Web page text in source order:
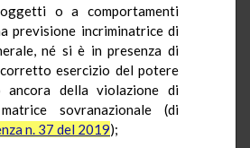
o a comportamenti
previsione incriminatrice di
né si è in presenza di
esercizio del potere
ancora della violazione di
sovranazionale (di
n. 37 del 2019);